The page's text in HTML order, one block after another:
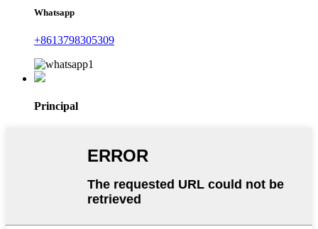
Whatsapp
+8613798305309
Principal